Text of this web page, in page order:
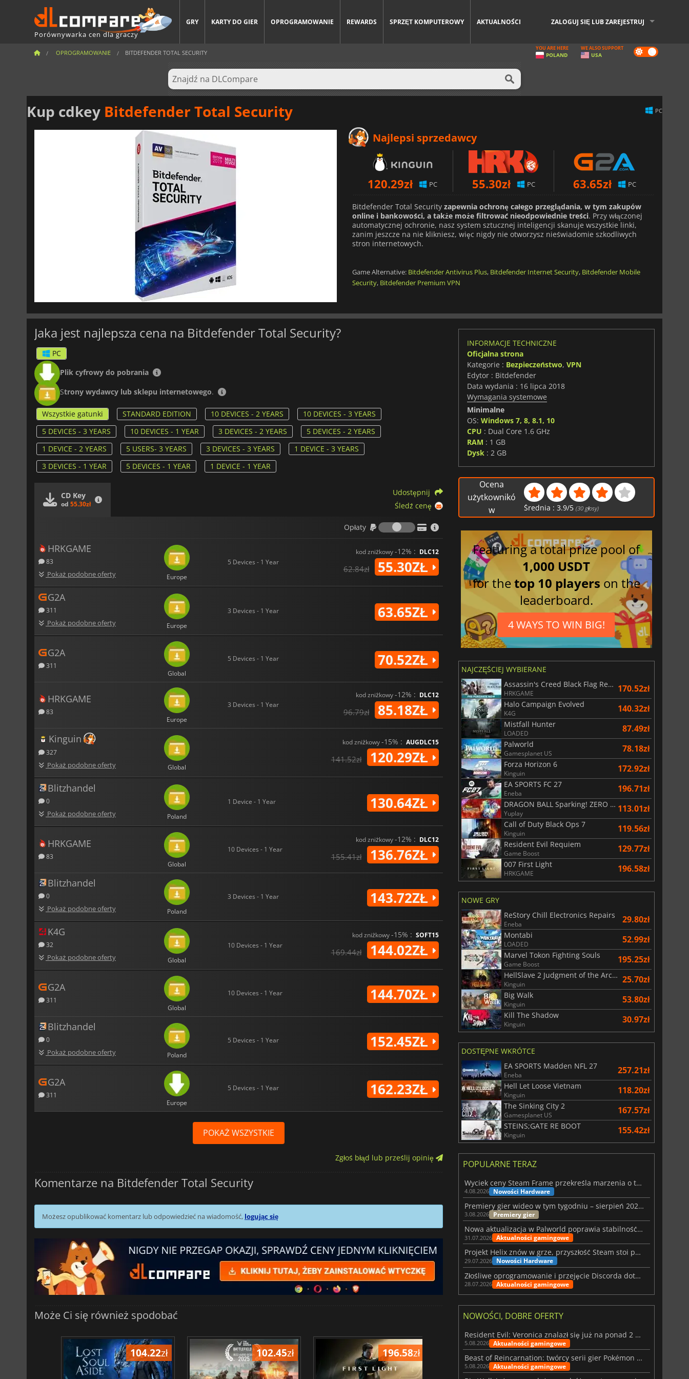
Porównywarka cen dla graczy
GRY KARTY DO GIER OPROGRAMOWANIE REWARDS SPRZĘT KOMPUTEROWY AKTUALNOŚCI ZALOGUJ SIĘ LUB ZAREJESTRUJ
OPROGRAMOWANIE BITDEFENDER TOTAL SECURITY Dark
mode
YOU ARE HERE
POLAND
WE ALSO SUPPORT
USA
Kup cdkey Bitdefender Total Security PC
Najlepsi sprzedawcy
120.29zł PC 55.30zł PC 63.65zł PC
Bitdefender Total Security zapewnia ochronę całego przeglądania, w tym zakupów
online i bankowości, a także może filtrować nieodpowiednie treści. Przy włączonej
automatycznej ochronie, nasz system sztucznej inteligencji skanuje wszystkie linki,
zanim jeszcze na nie klikniesz, więc nigdy nie otworzysz nieświadomie szkodliwych
stron internetowych.
Game Alternative: Bitdefender Antivirus Plus, Bitdefender Internet Security, Bitdefender Mobile
Security, Bitdefender Premium VPN
Jaka jest najlepsza cena na Bitdefender Total Security?
PC
Plik cyfrowy do pobrania
Strony wydawcy lub sklepu internetowego.
Wszystkie gatunki STANDARD EDITION 10 DEVICES - 2 YEARS
10 DEVICES - 3 YEARS
5 DEVICES - 3 YEARS
10 DEVICES - 1 YEAR 3 DEVICES - 2 YEARS
5 DEVICES - 2 YEARS
1 DEVICE - 2 YEARS
5 USERS- 3 YEARS 3 DEVICES - 3 YEARS
1 DEVICE - 3 YEARS
3 DEVICES - 1 YEAR
5 DEVICES - 1 YEAR 1 DEVICE - 1 YEAR
CD Key
od 55.30zł
Udostępnij
Śledź cenę
Opłaty
Opłaty
HRKGAME
83
Pokaż podobne oferty Europe
5 Devices - 1 Year
kod zniżkowy-12% : DLC12
62.84zł 55.30ZŁ
G2A
311
Pokaż podobne oferty Europe
3 Devices - 1 Year 63.65ZŁ
G2A
311
Global
5 Devices - 1 Year 70.52ZŁ
HRKGAME
83
Europe
3 Devices - 1 Year
kod zniżkowy-12% : DLC12
96.79zł 85.18ZŁ
Kinguin
327
Pokaż podobne oferty Global
kod zniżkowy-15% : AUGDLC15
141.52zł 120.29ZŁ
Blitzhandel
0
Pokaż podobne oferty Poland
1 Device - 1 Year 130.64ZŁ
HRKGAME
83
Global
10 Devices - 1 Year
kod zniżkowy-12% : DLC12
155.41zł 136.76ZŁ
Blitzhandel
0
Pokaż podobne oferty Poland
3 Devices - 1 Year 143.72ZŁ
K4G
32
Pokaż podobne oferty Global
10 Devices - 1 Year
kod zniżkowy-15% : SOFT15
169.44zł 144.02ZŁ
G2A
311
Global
10 Devices - 1 Year 144.70ZŁ
Blitzhandel
0
Pokaż podobne oferty Poland
5 Devices - 1 Year 152.45ZŁ
G2A
311
Europe
5 Devices - 1 Year 162.23ZŁ
POKAŻ WSZYSTKIE
Zgłoś błąd lub prześlij opinię
Komentarze na Bitdefender Total Security
Możesz opublikować komentarz lub odpowiedzieć na wiadomość, logując się
Może Ci się również spodobać
104.22zł 102.45zł 196.58zł 156.58zł 175.00
INFORMACJE TECHNICZNE
Oficjalna strona
Kategorie : Bezpieczeństwo, VPN
Edytor : Bitdefender
Data wydania : 16 lipca 2018
Wymagania systemowe
Minimalne
OS: Windows 7, 8, 8.1, 10
CPU : Dual Core 1.6 GHz
RAM : 1 GB
Dysk: 2 GB
Ocena
użytkownikó
w
Średnia :3.9/5 (30 głosy)
Featuring a total prize pool of
1,000 USDT
for thetop 10 players on the
leaderboard.
4 WAYS TO WIN BIG!
NAJCZĘŚCIEJ WYBIERANE
Assassin's Creed Black Flag Resynced
HRKGAME 170.52zł
Halo Campaign Evolved
K4G 140.32zł
Mistfall Hunter
LOADED 87.49zł
Palworld
Gamesplanet US 78.18zł
Forza Horizon 6
Kinguin 172.92zł
EA SPORTS FC 27
Eneba 196.71zł
DRAGON BALL Sparking! ZERO Super Limit Breaking NEO
Yuplay 113.01zł
Call of Duty Black Ops 7
Kinguin 119.56zł
Resident Evil Requiem
Game Boost 129.77zł
007 First Light
HRKGAME 196.58zł
NOWE GRY
ReStory Chill Electronics Repairs
Eneba 29.80zł
Montabi
LOADED 52.99zł
Marvel Tokon Fighting Souls
Game Boost 195.25zł
HellSlave 2 Judgment of the Archon
Kinguin 25.70zł
Big Walk
Kinguin 53.80zł
Kill The Shadow
Kinguin 30.97zł
DOSTĘPNE WKRÓTCE
EA SPORTS Madden NFL 27
Eneba 257.21zł
Hell Let Loose Vietnam
Kinguin 118.20zł
The Sinking City 2
Gamesplanet US 167.57zł
STEINS;GATE RE BOOT
Kinguin 155.42zł
POPULARNE TERAZ
Wyciek ceny Steam Frame przekreśla marzenia o tanim zestawie VR
4.08.2026 Nowości Hardware
Premiery gier wideo w tym tygodniu – sierpień 2026 r. (32. tydzień)
3.08.2026 Premiery gier
Nowa aktualizacja w Palworld poprawia stabilność Sunreach i walk z bossami
31.07.2026 Aktualności gamingowe
Projekt Helix znów w grze, przyszłość Steam stoi pod znakiem zapytania
29.07.2026 Nowości Hardware
Złośliwe oprogramowanie i przejęcie Discorda dotknęły Meccha Chameleon
28.07.2026 Aktualności gamingowe
NOWOŚCI, DOBRE OFERTY
Resident Evil: Veronica znalazł się już na ponad 2 milionach list życzeń
5.08.2026 Aktualności gamingowe
Beast of Reincarnation: twórcy serii gier Pokémon wkraczają na nową ścieżkę
5.08.2026 Aktualności gamingowe